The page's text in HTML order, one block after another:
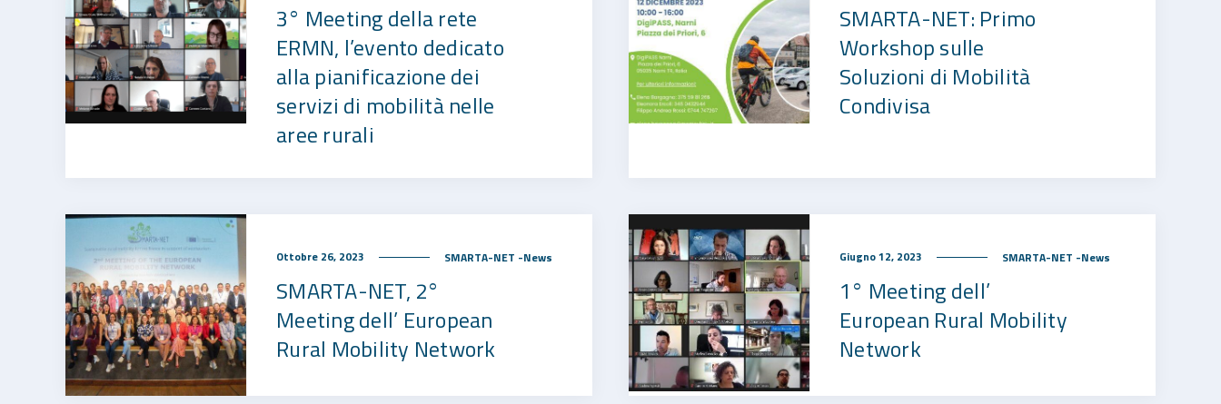
3° Meeting della rete
ERMN, l’evento dedicato
alla pianificazione dei
servizi di mobilità nelle
aree rurali
SMARTA-NET: Primo
Workshop sulle
Soluzioni di Mobilità
Condivisa
Ottobre 26, 2023 SMARTA-NET -News
SMARTA-NET, 2°
Meeting dell’ European
Rural Mobility Network
Giugno 12, 2023 SMARTA-NET -News
1° Meeting dell’
European Rural Mobility
Network